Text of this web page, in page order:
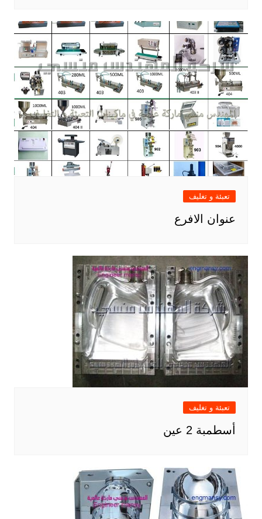
تعبئة و تغليف
عنوان الافرع
تعبئة و تغليف
أسطمبة 2 عين